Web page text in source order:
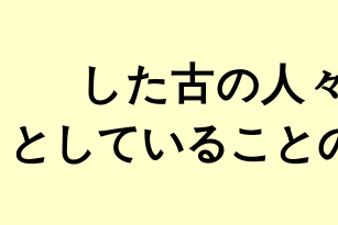
した古の人
としていること